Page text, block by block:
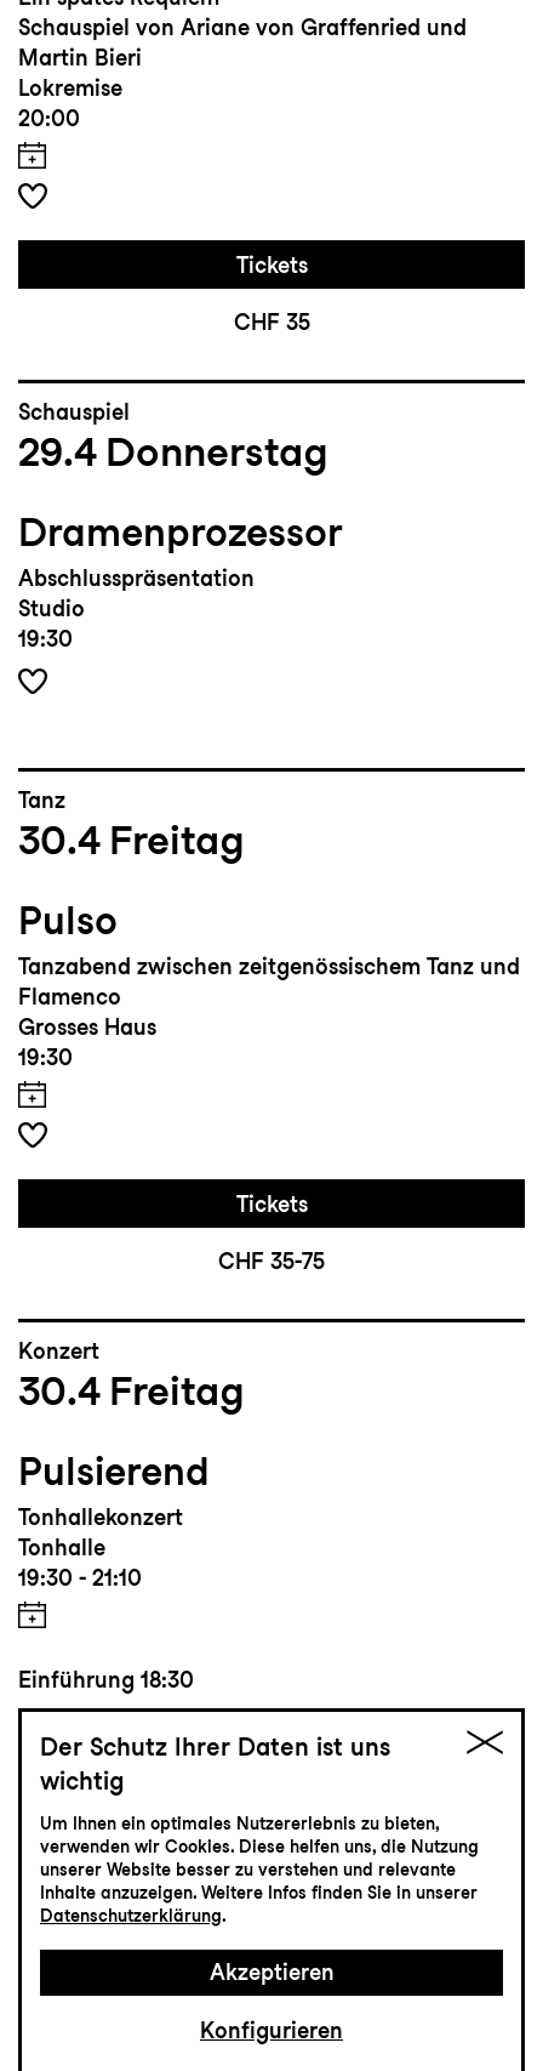
Schauspiel von Ariane von Graffenried und
Martin Bieri
Lokremise
20:00
Tickets
CHF 35
Schauspiel
29.4 Donnerstag
Dramenprozessor
Abschlusspräsentation
Studio
19:30
Tanz
30.4 Freitag
Pulso
Tanzabend zwischen zeitgenössischem Tanz und
Flamenco
Grosses Haus
19:30
Tickets
CHF 35-75
Konzert
30.4 Freitag
Pulsierend
Tonhallekonzert
Tonhalle
19:30 - 21:10
Einführung 18:30
CHF 25-100
Freitag
Dramenprozessor
Der Schutz Ihrer Daten ist uns
wichtig
Um Ihnen ein optimales Nutzererlebnis zu bieten,
verwenden wir Cookies. Diese helfen uns, die Nutzung
unserer Website besser zu verstehen und relevante
Inhalte anzuzeigen. Weitere Infos finden Sie in unserer
Datenschutzerklärung.
Akzeptieren
Konfigurieren